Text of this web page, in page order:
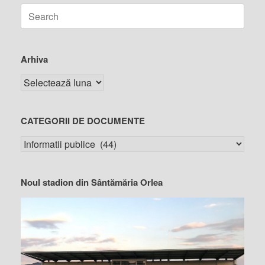
Arhiva
CATEGORII DE DOCUMENTE
Noul stadion din Sântămăria Orlea